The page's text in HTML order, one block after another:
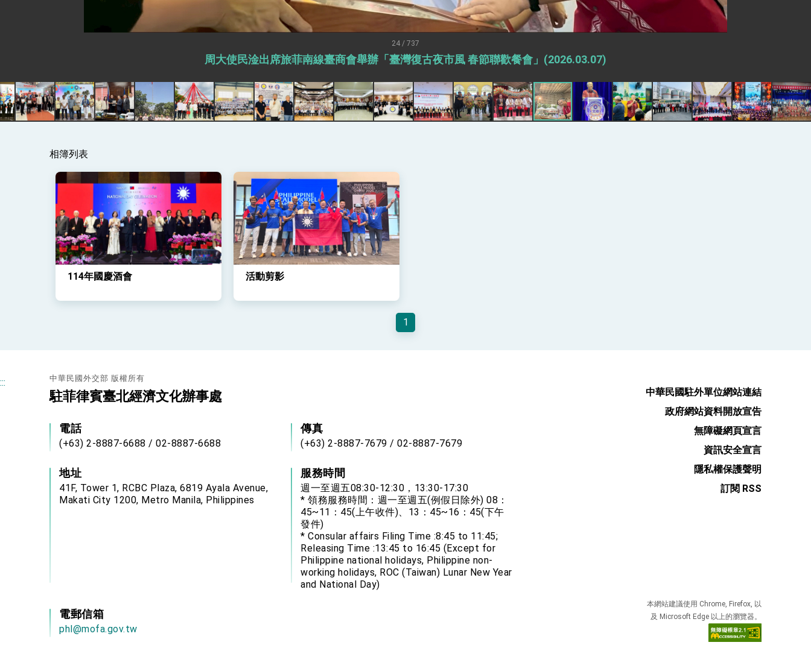
卓揆：臺美關稅談判階段性結果有助臺灣取得有利戰略地位 全力支持「臺美對等貿易協定」簽署
外交部與數位發展部攜手合作，整合台灣雄厚數位實力，達成固邦榮邦目標
外交部長林佳龍主持第35次「參與亞太經濟合作策略小組」跨部會會議
民調顯示多數國人滿意政府外交表現，高度支持「總合外交」與台歐美日關係深化
總統以「韌性之島，希望之光」為題發表2026新 年談話
總統發表執政周年談話 盼面對未來挑戰 堅持團結 迎風轉型 穩健前行
賴總統就職演說影片
總統重要談話
外交部重要言論
我國政府將在美國亞利桑納州設立「駐鳳凰城辦事處」，進一步深化台美交流合作
24 / 737
周大使民淦出席旅菲南線臺商會舉辦「臺灣復古夜市風 春節聯歡餐會」(2026.03.07)
相簿列表
114年國慶酒會 活動剪影
1
::: 中華民國外交部 版權所有
駐菲律賓臺北經濟文化辦事處
電話
(+63) 2-8887-6688 / 02-8887-6688
傳真
(+63) 2-8887-7679 / 02-8887-7679
地址
41F, Tower 1, RCBC Plaza, 6819 Ayala Avenue,
Makati City 1200, Metro Manila, Philippines
服務時間
週一至週五08:30-12:30，13:30-17:30
* 領務服務時間：週一至週五(例假日除外) 08：
45~11：45(上午收件)、13：45~16：45(下午
發件)
* Consular affairs Filing Time :8:45 to 11:45;
Releasing Time :13:45 to 16:45 (Except for
Philippine national holidays, Philippine non-
working holidays, ROC (Taiwan) Lunar New Year
and National Day)
電郵信箱
phl@mofa.gov.tw
中華民國駐外單位網站連結
政府網站資料開放宣告
無障礙網頁宣言
資訊安全宣言
隱私權保護聲明
訂閱 RSS
本網站建議使用 Chrome, Firefox, 以
及 Microsoft Edge 以上的瀏覽器。